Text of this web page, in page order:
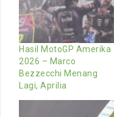
Hasil MotoGP Amerika
2026 – Marco
Bezzecchi Menang
Lagi, Aprilia